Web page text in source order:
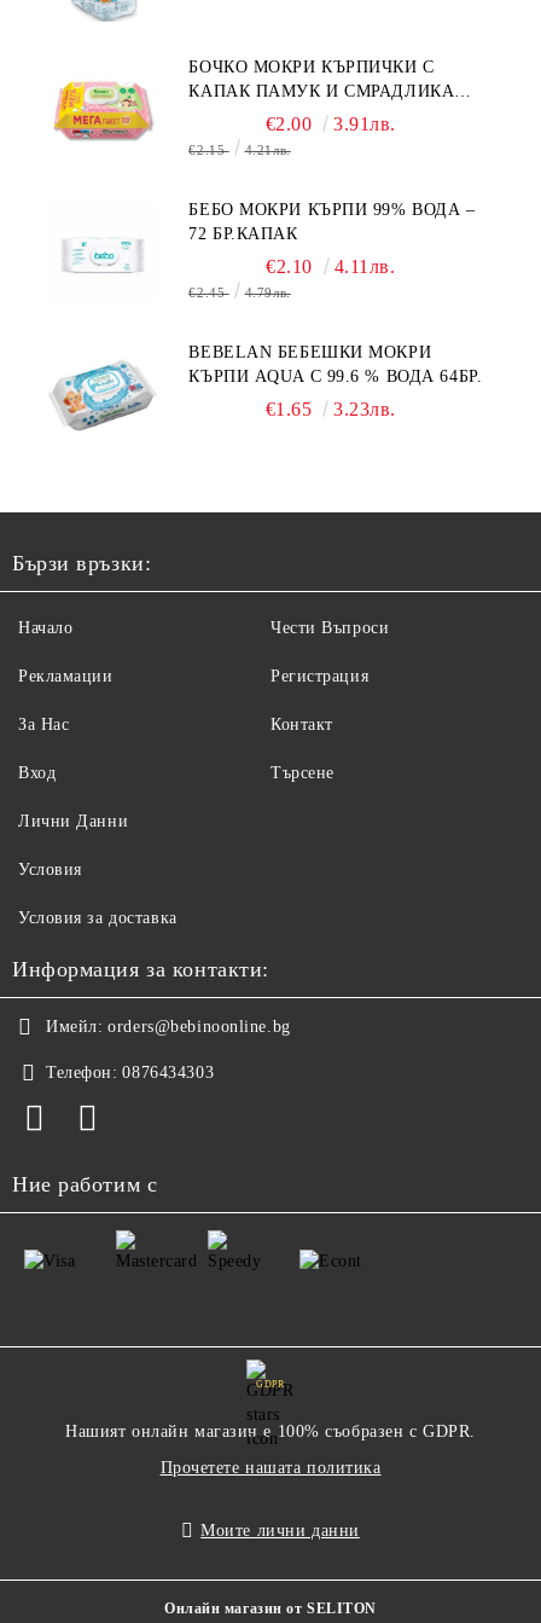
БОЧКО МОКРИ КЪРПИЧКИ С
КАПАК ПАМУК И СМРАДЛИКА
€2.00 3.91лв.
€2.15 4.21лв.
БЕБО МОКРИ КЪРПИ 99% ВОДА –
72 БР.КАПАК
€2.10 4.11лв.
€2.45 4.79лв.
BEBELAN БЕБЕШКИ МОКРИ
КЪРПИ AQUA С 99.6 % ВОДА 64БР.
€1.65 3.23лв.
Бързи връзки:
Начало
Рекламации
За Нас
Вход
Чести Въпроси
Регистрация
Контакт
Търсене
Лични Данни
Условия
Условия за доставка
Информация за контакти:
Имейл: orders@bebinoonline.bg
Телефон: 0876434303
Ние работим с
GDPR
Нашият онлайн магазин е 100% съобразен с GDPR.
Прочетете нашата политика
Моите лични данни
Онлайн магазин от SELITON